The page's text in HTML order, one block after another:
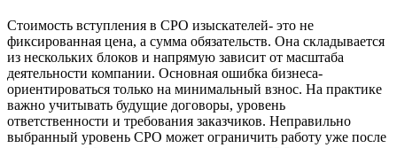
Стоимость вступления в СРО изыскателей- это не
фиксированная цена, а сумма обязательств. Она складывается
из нескольких блоков и напрямую зависит от масштаба
деятельности компании. Основная ошибка бизнеса-
ориентироваться только на минимальный взнос. На практике
важно учитывать будущие договоры, уровень
ответственности и требования заказчиков. Неправильно
выбранный уровень СРО может ограничить работу уже после